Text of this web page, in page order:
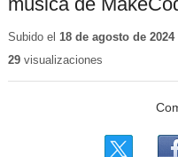
Subido el 18 de agosto de 2024
29visualizaciones